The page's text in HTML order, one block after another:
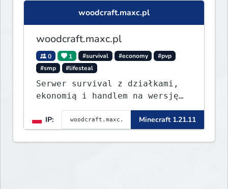
woodcraft.maxc.pl
woodcraft.maxc.pl
0 1 #survival #economy
#pvp
#smp
#lifesteal
Serwer survival z działkami,
ekonomią i handlem na wersję
1.8 - 26.1.1. Rekru ON
IP:
Minecraft 1.21.11